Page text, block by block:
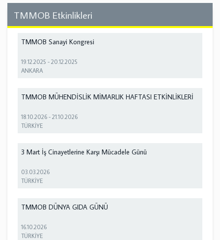
TMMOB Etkinlikleri
TMMOB Sanayi Kongresi
19.12.2025 -20.12.2025
ANKARA
TMMOB MÜHENDİSLİK MİMARLIK HAFTASI ETKİNLİKLERİ
18.10.2026 -21.10.2026
TÜRKİYE
3 Mart İş Cinayetlerine Karşı Mücadele Günü
03.03.2026
TÜRKİYE
TMMOB DÜNYA GIDA GÜNÜ
16.10.2026
TÜRKİYE